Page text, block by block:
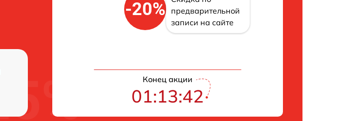
-20%
предварительной
записи на сайте
Конец акции
01:13:42